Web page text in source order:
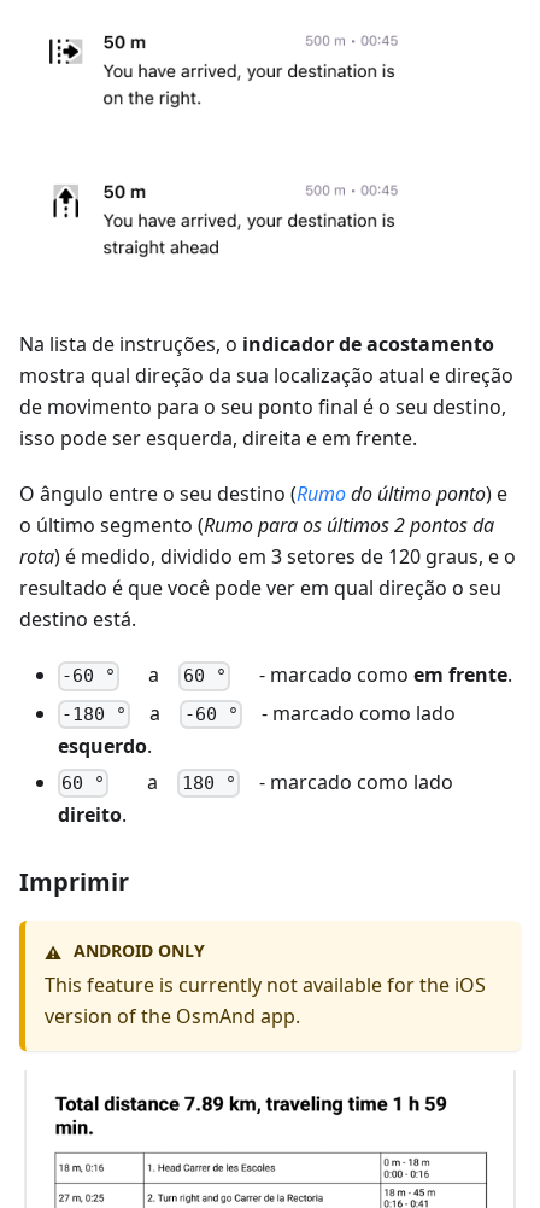
Na lista de instruções, o indicador de acostamento
mostra qual direção da sua localização atual e direção
de movimento para o seu ponto final é o seu destino,
isso pode ser esquerda, direita e em frente.
O ângulo entre o seu destino (Rumodo último ponto) e
o último segmento (Rumo para os últimos 2 pontos da
rota) é medido, dividido em 3 setores de 120 graus, e o
resultado é que você pode ver em qual direção o seu
destino está.
-60 ° a 60 ° - marcado como em frente.
-180 ° a -60 ° - marcado como lado
esquerdo.
60 ° a 180 ° - marcado como lado
direito.
Imprimir
⚠️ ANDROID ONLY
This feature is currently not available for the iOS
version of the OsmAnd app.